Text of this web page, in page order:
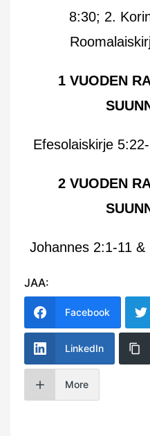
8:30; 2.
1 VUODEN
Efesolaiskirje
2 VUODEN
Johannes 2:1-11
JAA:
Facebook
LinkedIn
More